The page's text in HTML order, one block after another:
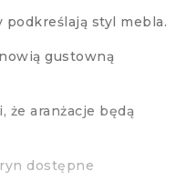
styl mebla.
gustowną
że aranżacje będą
dostępne